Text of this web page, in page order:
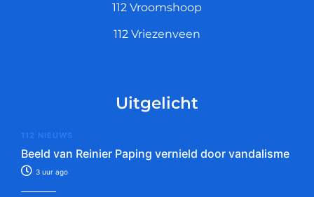
112 Vroomshoop
112 Vriezenveen
Uitgelicht
112 NIEUWS
Beeld van Reinier Paping vernield door vandalisme
3 uur ago